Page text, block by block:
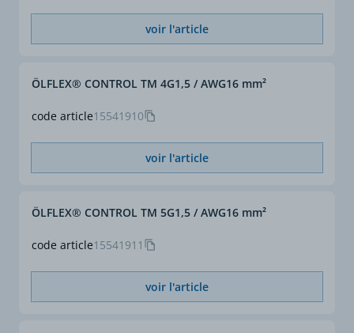
voir l'article
code article15541910
ÖLFLEX® CONTROL TM 4G1,5 / AWG16 mm²
voir l'article
code article15541911
ÖLFLEX® CONTROL TM 5G1,5 / AWG16 mm²
voir l'article